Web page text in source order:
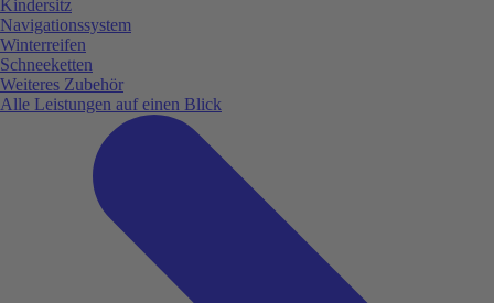
Kindersitz
Navigationssystem
Winterreifen
Schneeketten
Weiteres Zubehör
Alle Leistungen auf einen Blick